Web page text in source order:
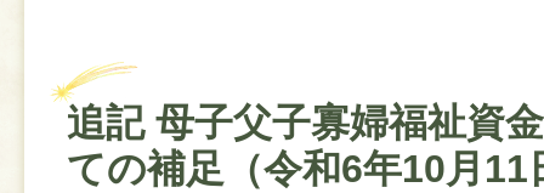
追記 母子父子寡婦福祉資
ての補足（令和6年10月11